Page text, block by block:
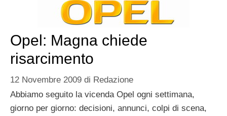
Opel: Magna chiede
risarcimento
12 Novembre 2009 di Redazione
Abbiamo seguito la vicenda Opel ogni settimana,
giorno per giorno: decisioni, annunci, colpi di scena,